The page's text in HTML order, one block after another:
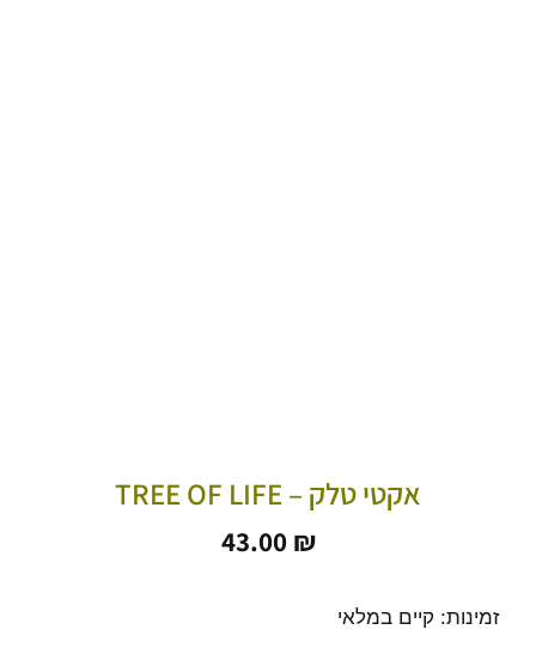
אקטי טלק – TREE OF LIFE
43.00 ₪
זמינות: קיים במלאי
כמות